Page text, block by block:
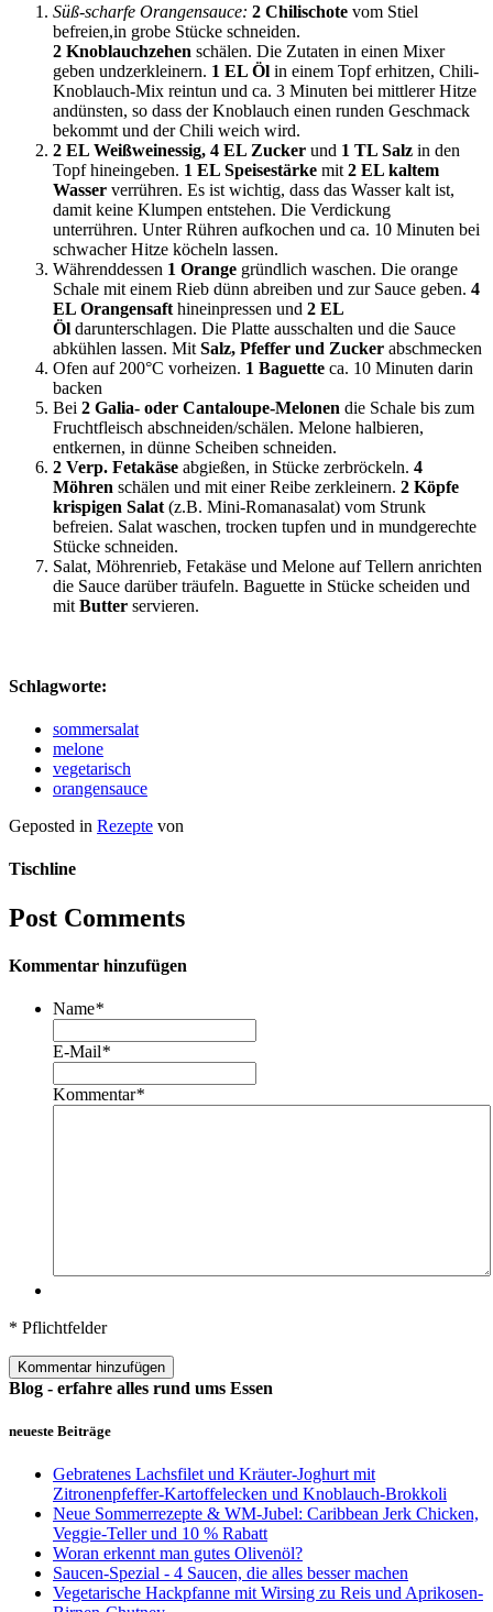
Süß-scharfe Orangensauce: 2 Chilischote vom Stiel
befreien,in grobe Stücke schneiden.
2 Knoblauchzehen schälen. Die Zutaten in einen Mixer
geben undzerkleinern. 1 EL Öl in einem Topf erhitzen, Chili-
Knoblauch-Mix reintun und ca. 3 Minuten bei mittlerer Hitze
andünsten, so dass der Knoblauch einen runden Geschmack
bekommt und der Chili weich wird.
2 EL Weißweinessig, 4 EL Zucker und 1 TL Salz in den
Topf hineingeben. 1 EL Speisestärke mit 2 EL kaltem
Wasser verrühren. Es ist wichtig, dass das Wasser kalt ist,
damit keine Klumpen entstehen. Die Verdickung
unterrühren. Unter Rühren aufkochen und ca. 10 Minuten bei
schwacher Hitze köcheln lassen.
Währenddessen 1 Orange gründlich waschen. Die orange
Schale mit einem Rieb dünn abreiben und zur Sauce geben. 4
EL Orangensaft hineinpressen und 2 EL
Öl darunterschlagen. Die Platte ausschalten und die Sauce
abkühlen lassen. Mit Salz, Pfeffer und Zucker abschmecken
Ofen auf 200°C vorheizen. 1 Baguette ca. 10 Minuten darin
backen
Bei 2 Galia- oder Cantaloupe-Melonen die Schale bis zum
Fruchtfleisch abschneiden/schälen. Melone halbieren,
entkernen, in dünne Scheiben schneiden.
2 Verp. Fetakäse abgießen, in Stücke zerbröckeln. 4
Möhren schälen und mit einer Reibe zerkleinern. 2 Köpfe
krispigen Salat (z.B. Mini-Romanasalat) vom Strunk
befreien. Salat waschen, trocken tupfen und in mundgerechte
Stücke schneiden.
Salat, Möhrenrieb, Fetakäse und Melone auf Tellern anrichten
die Sauce darüber träufeln. Baguette in Stücke scheiden und
mit Butter servieren.
Schlagworte:
sommersalat
melone
vegetarisch
orangensauce
Geposted in Rezepte von
Tischline
Post Comments
Kommentar hinzufügen
Name*
E-Mail*
Kommentar*
* Pflichtfelder
Kommentar hinzufügen
Blog - erfahre alles rund ums Essen
neueste Beiträge
Gebratenes Lachsfilet und Kräuter-Joghurt mit
Zitronenpfeffer-Kartoffelecken und Knoblauch-Brokkoli
Neue Sommerrezepte & WM-Jubel: Caribbean Jerk Chicken,
Veggie-Teller und 10 % Rabatt
Woran erkennt man gutes Olivenöl?
Saucen-Spezial - 4 Saucen, die alles besser machen
Vegetarische Hackpfanne mit Wirsing zu Reis und Aprikosen-